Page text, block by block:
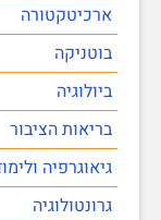
ארכיטקטורה
בוטניקה
ביולוגיה
בריאות הציבור
גיאוגרפיה
גרונטולוגיה